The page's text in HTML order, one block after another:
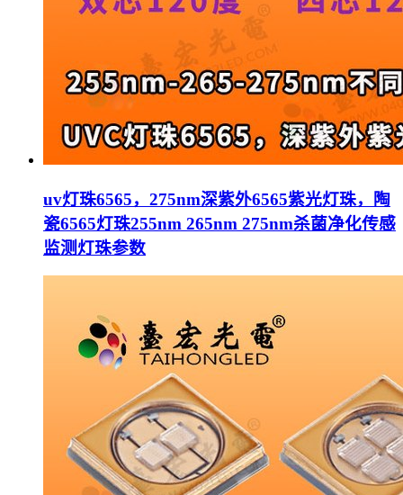
uv灯珠6565，275nm深紫外6565紫光灯珠，陶
瓷6565灯珠255nm 265nm 275nm杀菌净化传感
监测灯珠参数